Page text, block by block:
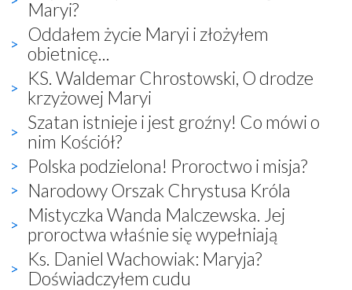
Maryi?
Oddałem życie Maryi i złożyłem
obietnicę...
KS. Waldemar Chrostowski, O drodze
krzyżowej Maryi
Szatan istnieje i jest groźny! Co mówi o
nim Kościół?
Polska podzielona! Proroctwo i misja?
Narodowy Orszak Chrystusa Króla
Mistyczka Wanda Malczewska. Jej
proroctwa właśnie się wypełniają
Ks. Daniel Wachowiak: Maryja?
Doświadczyłem cudu